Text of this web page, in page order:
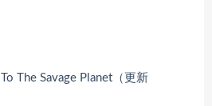
The Savage Planet（更新